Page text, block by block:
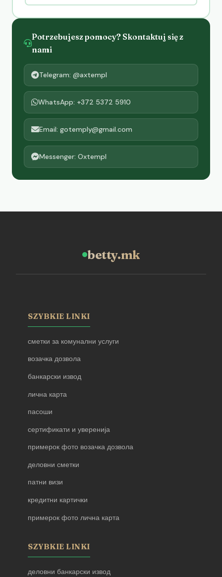
Potrzebujesz pomocy? Skontaktuj się z
nami
Telegram: @axtempl
WhatsApp: +372 5372 5910
Email: gotemply@gmail.com
Messenger: Oxtempl
betty.mk
SZYBKIE LINKI
сметки за комунални услуги
возачка дозвола
банкарски извод
лична карта
пасоши
сертификати и уверенија
примерок фото возачка дозвола
деловни сметки
патни визи
кредитни картички
примерок фото лична карта
SZYBKIE LINKI
деловни банкарски извод